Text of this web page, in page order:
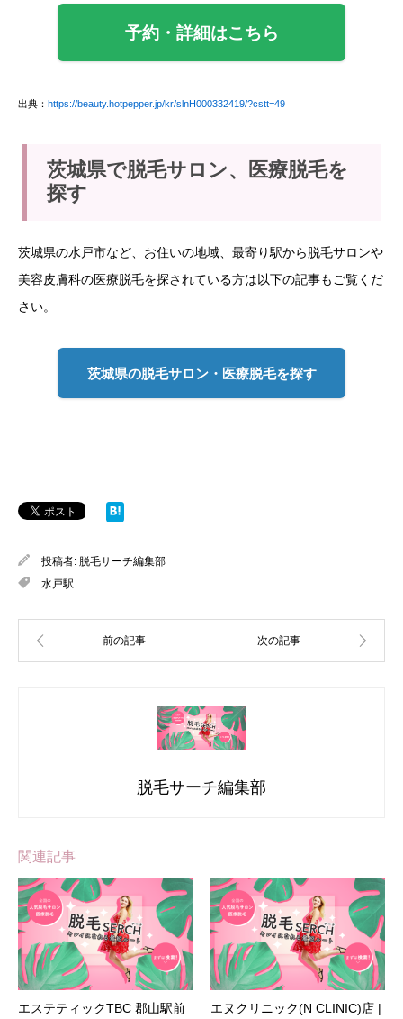
予約・詳細はこちら
出典： https://beauty.hotpepper.jp/kr/slnH000332419/?cstt=49
茨城県で脱毛サロン、医療脱毛を
探す
茨城県の水戸市など、お住いの地域、最寄り駅から脱毛サロンや
美容皮膚科の医療脱毛を探されている方は以下の記事もご覧くだ
さい。
茨城県の脱毛サロン・医療脱毛を探す
投稿者: 脱毛サーチ編集部
水戸駅
脱毛サーチ編集部
関連記事
エステティックTBC 郡山駅前 エヌクリニック(N CLINIC)店 |